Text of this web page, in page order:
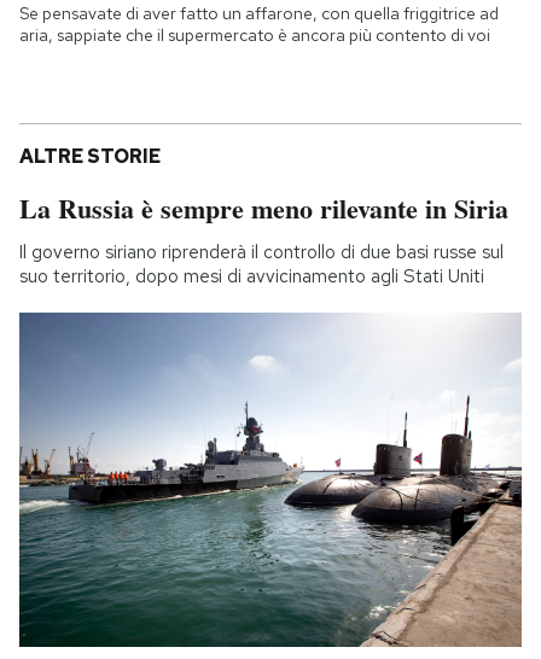
Se pensavate di aver fatto un affarone, con quella friggitrice ad
aria, sappiate che il supermercato è ancora più contento di voi
ALTRE STORIE
La Russia è sempre meno rilevante in Siria
Il governo siriano riprenderà il controllo di due basi russe sul
suo territorio, dopo mesi di avvicinamento agli Stati Uniti